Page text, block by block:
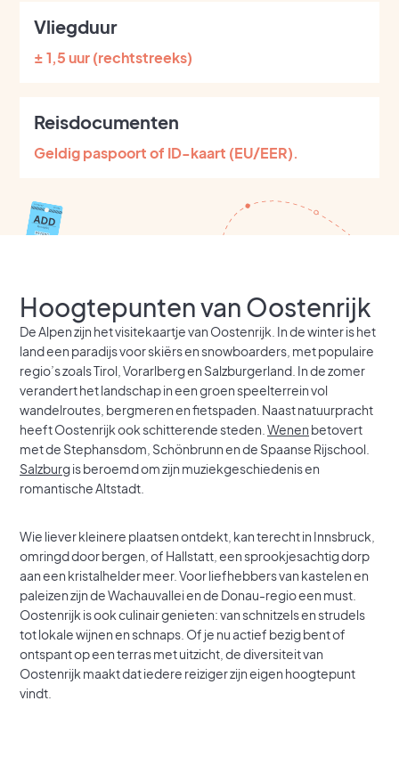
Vliegduur
± 1,5 uur (rechtstreeks)
Reisdocumenten
Geldig paspoort of ID-kaart (EU/EER).
Hoogtepunten van Oostenrijk
De Alpen zijn het visitekaartje van Oostenrijk. In de winter is het
land een paradijs voor skiërs en snowboarders, met populaire
regio’s zoals Tirol, Vorarlberg en Salzburgerland. In de zomer
verandert het landschap in een groen speelterrein vol
wandelroutes, bergmeren en fietspaden. Naast natuurpracht
heeft Oostenrijk ook schitterende steden. Wenen betovert
met de Stephansdom, Schönbrunn en de Spaanse Rijschool.
Salzburgis beroemd om zijn muziekgeschiedenis en
romantische Altstadt.
Wie liever kleinere plaatsen ontdekt, kan terecht in Innsbruck,
omringd door bergen, of Hallstatt, een sprookjesachtig dorp
aan een kristalhelder meer. Voor liefhebbers van kastelen en
paleizen zijn de Wachauvallei en de Donau-regio een must.
Oostenrijk is ook culinair genieten: van schnitzels en strudels
tot lokale wijnen en schnaps. Of je nu actief bezig bent of
ontspant op een terras met uitzicht, de diversiteit van
Oostenrijk maakt dat iedere reiziger zijn eigen hoogtepunt
vindt.